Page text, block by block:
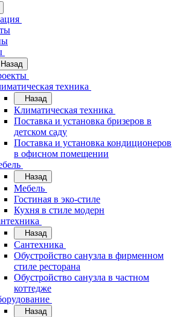
Назад
техника
Назад
Климатическая техника
Поставка и установка бризеров в
детском саду
Поставка и установка кондиционеров
в офисном помещении
Назад
Мебель
Гостиная в эко-стиле
Кухня в стиле модерн
Назад
Сантехника
Обустройство санузла в фирменном
стиле ресторана
Обустройство санузла в частном
коттедже
Назад